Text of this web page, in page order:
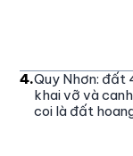
4.Quy Nhơn: đất
khai vỡ và
coi là đất